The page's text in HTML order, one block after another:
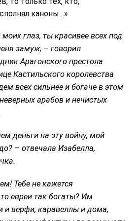
каноны…»
глаз, ты красивее всех под
замуж, – говорил
Арагонского престола
Кастильского королевства
всех сильнее и богаче в этом
арабов и нечистых
деньги на эту войну, мой
– отвечала Изабелла,
Тебе не кажется
евреи так богаты? Им
и верфи, каравеллы и дома,